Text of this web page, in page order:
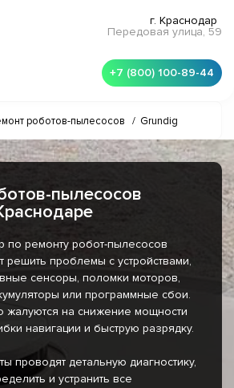
г. Краснодар
Передовая улица, 59
+7 (800) 100-89-44
роботов-пылесосов / Grundig
пылесосов
по ремонту робот-пылесосов
решить проблемы с устройствами,
сенсоры, поломки моторов,
или программные сбои.
жалуются на снижение мощности
навигации и быструю разрядку.
проводят детальную диагностику,
и устранить все